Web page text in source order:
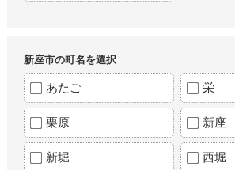
新座市の町名を選択
あたご 栄
栗原 新座
新堀 西堀